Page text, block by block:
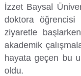
İzzet Baysal
doktora öğrencisi
ziyaretle
akademik
hayata geçen bu
oldu.
Kadın Sorunları
Kalibrasyon Uygulama ve
Kariyer Merkezi